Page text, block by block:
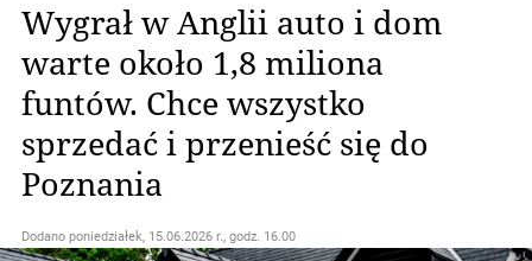
Wygrał w Anglii auto i dom
warte około 1,8 miliona
funtów. Chce wszystko
sprzedać i przenieść się do
Poznania
Dodano poniedziałek, 15.06.2026 r., godz. 16.00